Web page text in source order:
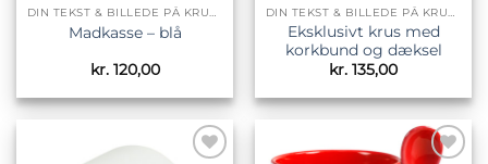
DIN TEKST & BILLEDE PÅ KRUS & TILBEHØR
Madkasse – blå
kr.120,00
DIN TEKST & BILLEDE PÅ KRUS & TILBEHØR
Eksklusivt krus med
korkbund og dæksel
kr. 135,00